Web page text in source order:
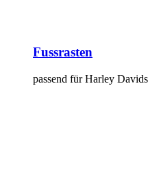
Fussrasten
passend für Harley